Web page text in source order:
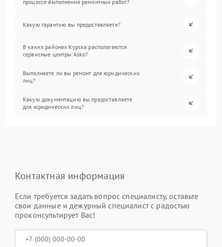
процессе выполнения ремонтных работ?
Какую гарантию вы предоставляете?
В каких районах Курска располагаются
сервисные центры Asko?
Выполняете ли вы ремонт для юридических
лиц?
Какую документацию вы предоставляете
для юридических лиц?
Контактная информация
Если требуется задать вопрос специалисту, оставьте
свои данные и дежурный специалист с радостью
проконсультирует Вас!